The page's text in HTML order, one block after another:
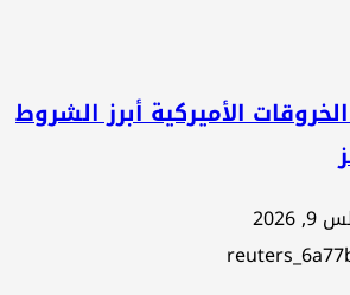
الأميركية أبرز الشروط